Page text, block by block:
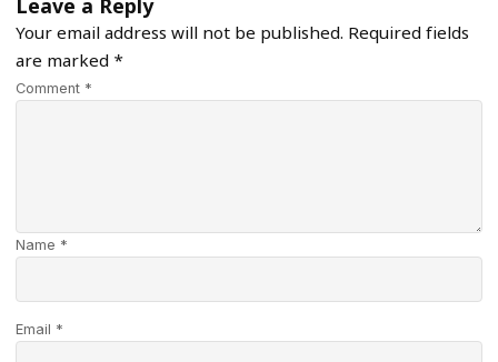
Leave a Reply
Your email address will not be published. Required fields
are marked *
Comment *
Name *
Email *